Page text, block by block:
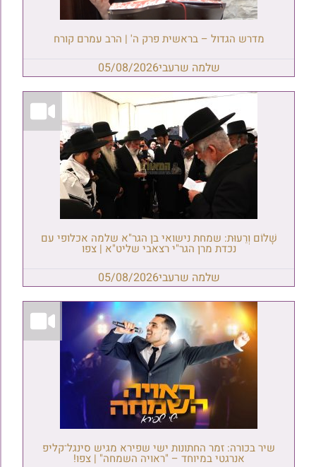
מדרש הגדול – בראשית פרק ה' | הרב עמרם קורח
שלמה שרעבי05/08/2026
שָׁלוֹם וְרֵעוּת: שמחת נישואי בן הגר"א שלמה אכלופי עם
נכדת מרן הגר"י רצאבי שליט"א | צפו
שלמה שרעבי05/08/2026
שיר בכורה: זמר החתונות ישי שפירא מגיש סינגל־קליפ
אנרגטי במיוחד – "ראויה השמחה" | צפו!